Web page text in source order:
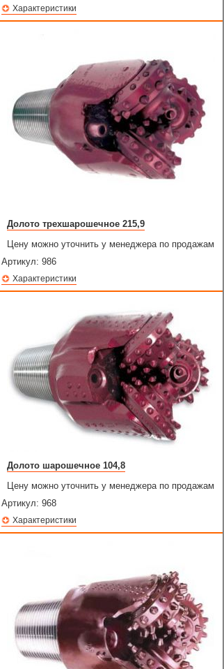
Характеристики
Долото трехшарошечное 215,9
Цену можно уточнить у менеджера по продажам
Артикул: 986
Характеристики
Долото шарошечное 104,8
Цену можно уточнить у менеджера по продажам
Артикул: 968
Характеристики